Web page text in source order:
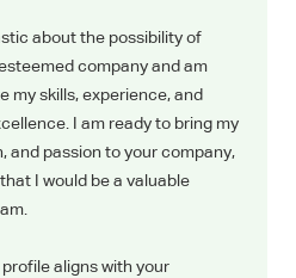
about the possibility of
company and am
my skills, experience, and
I am ready to bring my
and passion to your company,
I would be a valuable
aligns with your